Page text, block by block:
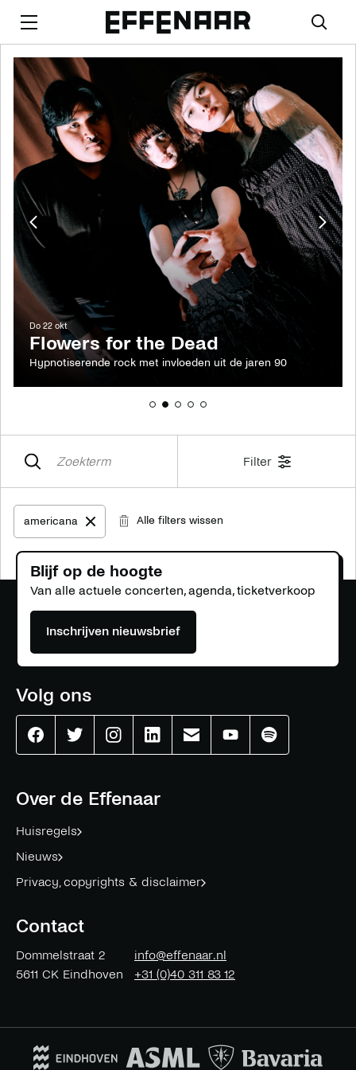
do 22 okt
Flowers for the Dead
Hypnotiserende rock met invloeden uit de jaren 90
Vorige
afbeelding
Filter
Verwijder filter americana
americana Alle filters wissen
Bekijk archief
Over de Effenaar
Huisregels
Nieuws
Privacy, copyrights & disclaimer
Contact
Dommelstraat 2
5611 CK Eindhoven
info@effenaar.nl
+31 (0)40 311 83 12
Blijf op de hoogte
Van alle actuele concerten, agenda, ticketverkoop
Inschrijven nieuwsbrief
Volg ons
EffenaarEffenaarEffenaarEffenaarEffenaarEffenaarEffenaar